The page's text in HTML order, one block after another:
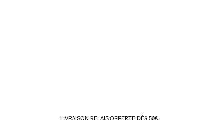
LIVRAISON RELAIS OFFERTE DÈS 50€